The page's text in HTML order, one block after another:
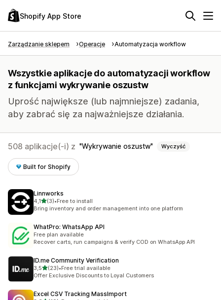
Shopify App Store
Zarządzanie sklepem Operacje Automatyzacja workflow
Wszystkie aplikacje do automatyzacji workflow
z funkcjami wykrywanie oszustw
Uprość największe (lub najmniejsze) zadania,
aby zabrać się za najważniejsze działania.
508 aplikacje(-i) z Wykrywanie oszustw Wyczyść
Built for Shopify
Linnworks
4,1na 5 gwiazdek
(3)
Łączna liczba recenzji: 3
•Free to install
Bring inventory and order management into one platform
WhatPro: WhatsApp API
Free plan available
Recover carts, run campaigns & verify COD on WhatsApp API
ID.me Community Verification
3,5na 5 gwiazdek
(23)
Łączna liczba recenzji: 23
•Free trial available
Offer Exclusive Discounts to Loyal Customers
Excel CSV Tracking MassImport